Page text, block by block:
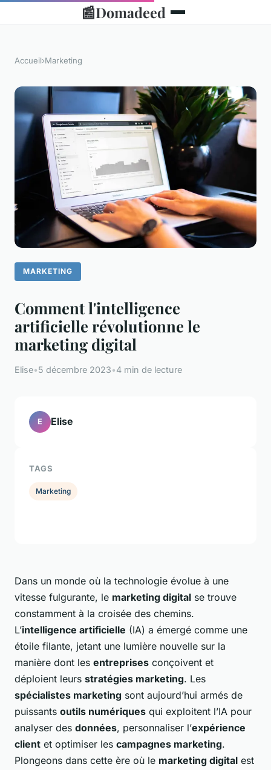
📰Domadeed
Accueil›Marketing
MARKETING
Comment l'intelligence
artificielle révolutionne le
marketing digital
Elise•5 décembre 2023•4 min de lecture
Dans un monde où la technologie évolue à une
vitesse fulgurante, le marketing digital se trouve
constamment à la croisée des chemins.
L’intelligence artificielle (IA) a émergé comme une
étoile filante, jetant une lumière nouvelle sur la
manière dont les entreprises conçoivent et
déploient leurs stratégies marketing. Les
spécialistes marketing sont aujourd’hui armés de
puissants outils numériques qui exploitent l’IA pour
analyser des données, personnaliser l’expérience
client et optimiser les campagnes marketing.
Plongeons dans cette ère où le marketing digital est
E Elise
TAGS
Marketing